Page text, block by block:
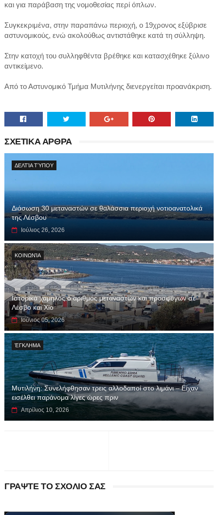
και για παράβαση της νομοθεσίας περί όπλων.
Συγκεκριμένα, στην παραπάνω περιοχή, ο 19χρονος εξύβρισε
αστυνομικούς, ενώ ακολούθως αντιστάθηκε κατά τη σύλληψη.
Στην κατοχή του συλληφθέντα βρέθηκε και κατασχέθηκε ξύλινο
αντικείμενο.
Από το Αστυνομικό Τμήμα Μυτιλήνης διενεργείται προανάκριση.
ΣΧΕΤΙΚΑ ΑΡΘΡΑ
ΔΕΛΤΊΑ ΤΎΠΟΥ
Διάσωση 30 μεταναστών σε θαλάσσια περιοχή νοτιοανατολικά
της Λέσβου
Ιούλιος 26, 2026
ΚΟΙΝΩΝΊΑ
Ιστορικά χαμηλός ο αριθμός μεταναστών και προσφύγων σε
Λέσβο και Χίο
Ιούνιος 05, 2026
ΈΓΚΛΗΜΑ
Μυτιλήνη: Συνελήφθησαν τρεις αλλοδαποί στο λιμάνι – Είχαν
εισέλθει παράνομα λίγες ώρες πριν
Απρίλιος 10, 2026
ΓΡΑΨΤΕ ΤΟ ΣΧΟΛΙΟ ΣΑΣ